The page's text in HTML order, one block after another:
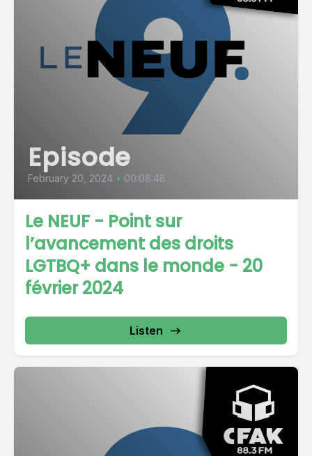
Episode
February 20, 2024 • 00:08:48
Le NEUF - Point sur
l’avancement des droits
LGTBQ+ dans le monde - 20
février 2024
Listen